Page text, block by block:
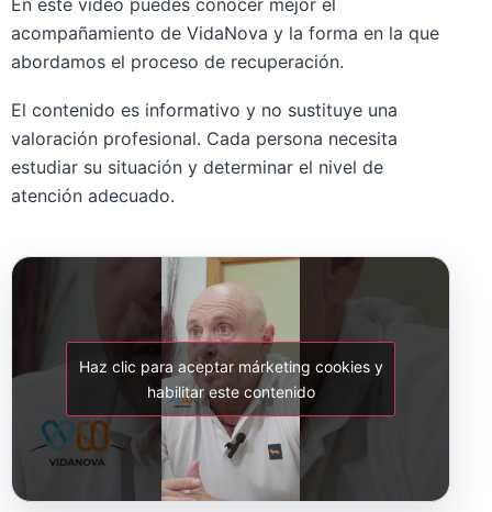
En este vídeo puedes conocer mejor el
acompañamiento de VidaNova y la forma en la que
abordamos el proceso de recuperación.
El contenido es informativo y no sustituye una
valoración profesional. Cada persona necesita
estudiar su situación y determinar el nivel de
atención adecuado.
Haz clic para aceptar márketing cookies y
habilitar este contenido